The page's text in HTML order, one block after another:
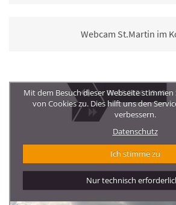
Webcam St.Martin im